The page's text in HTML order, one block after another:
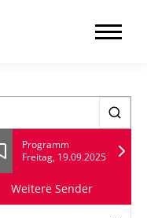
Programm
Freitag, 19.09.2025
Weitere Sender